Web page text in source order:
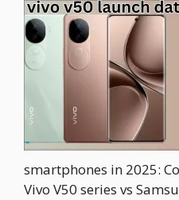
smartphones in 2025:
Vivo V50 series vs